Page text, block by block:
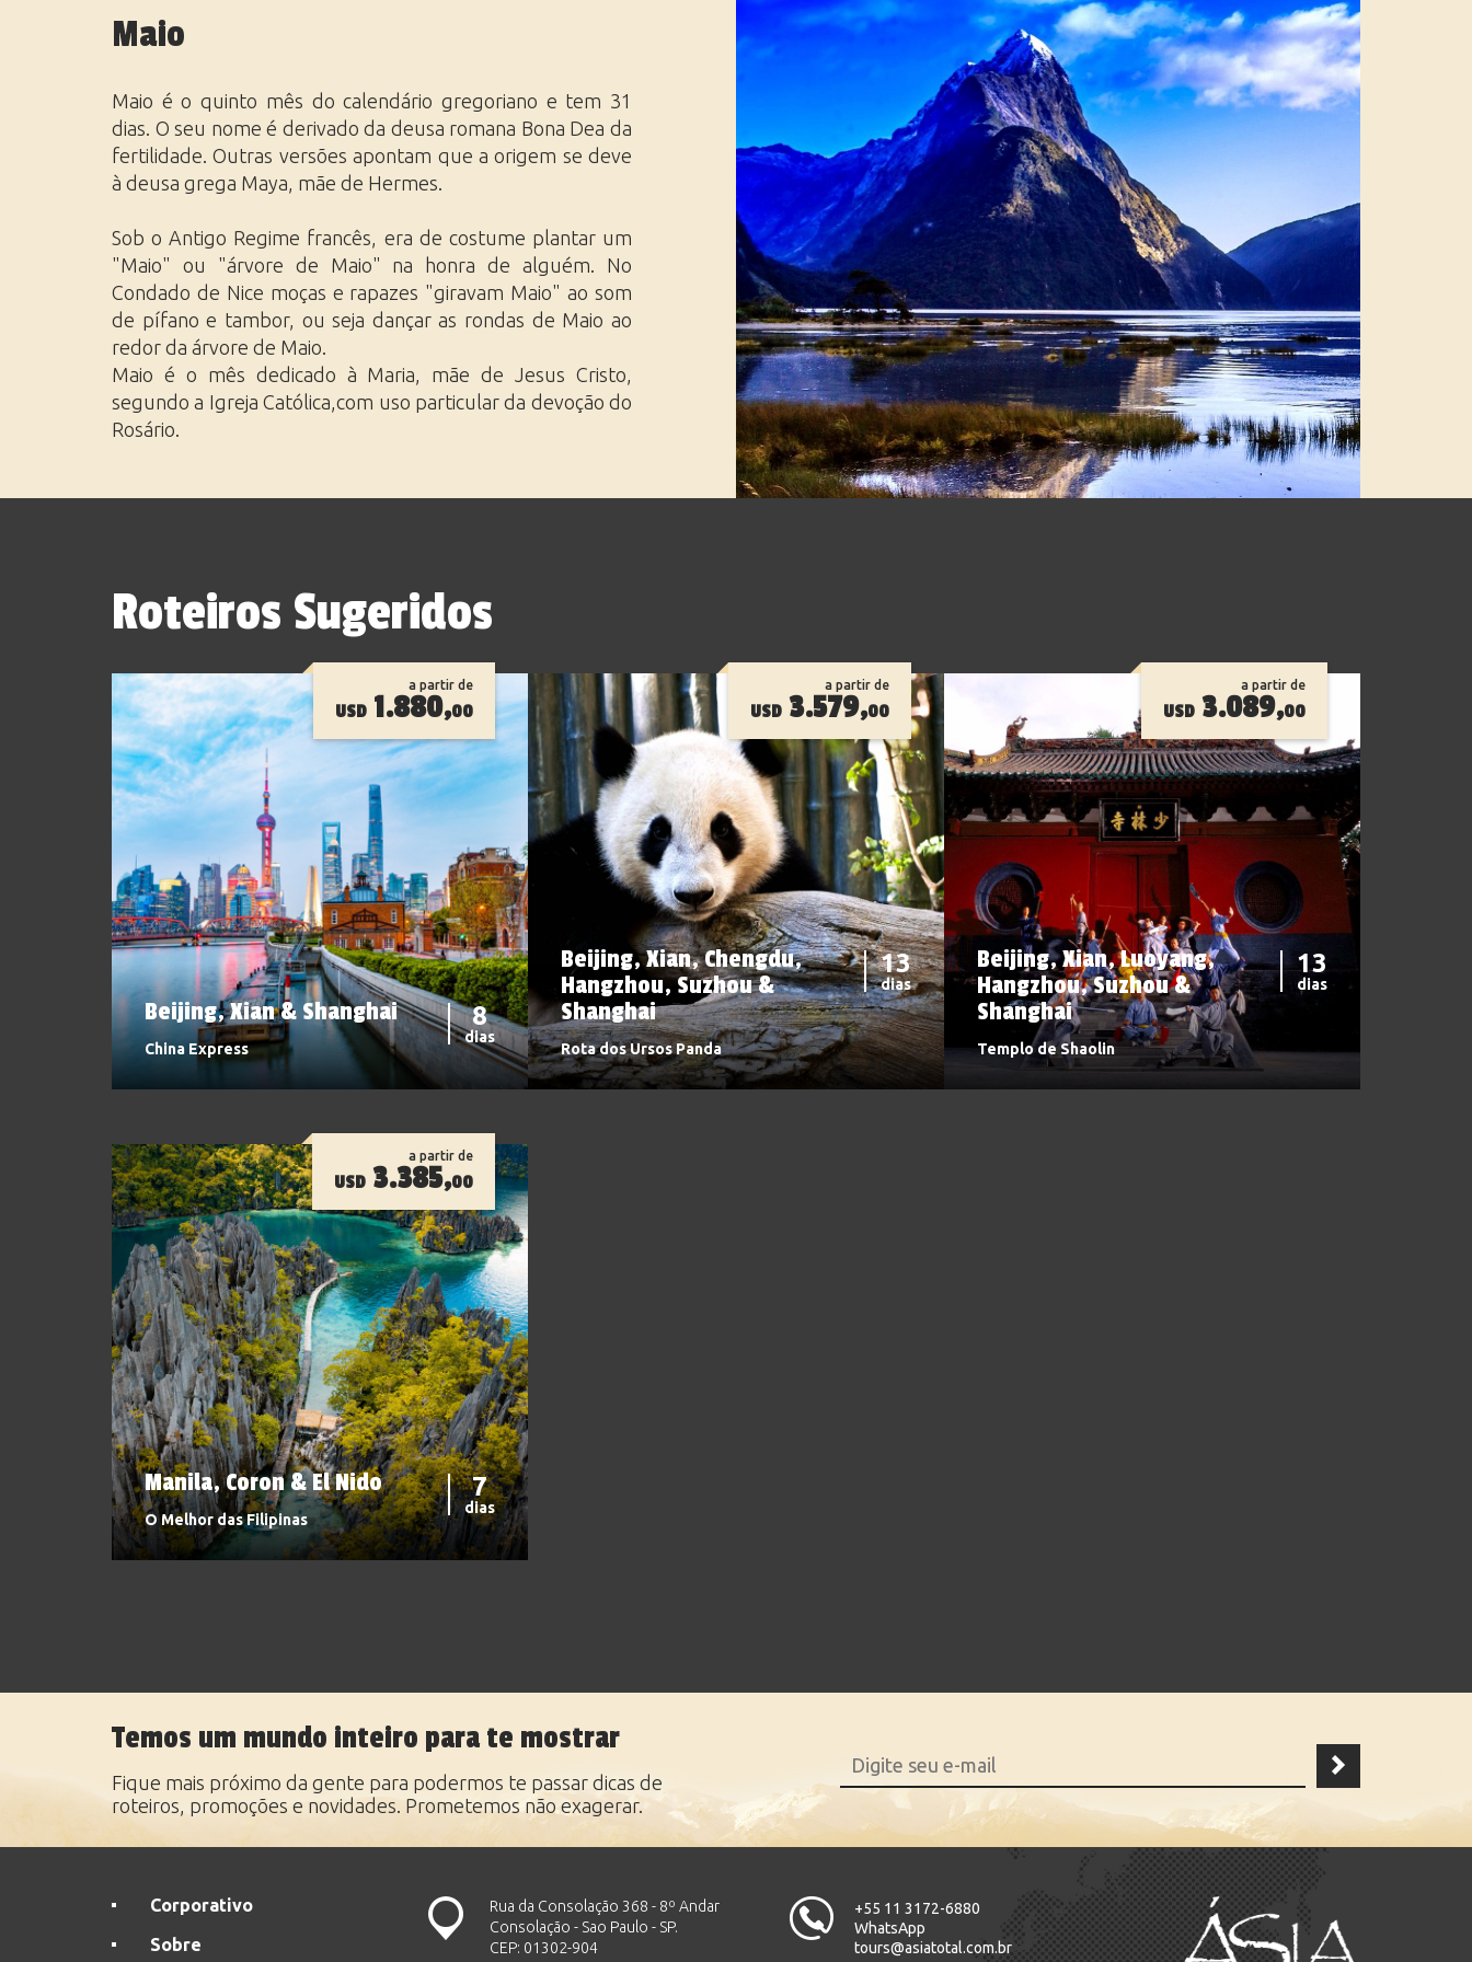
Oriente Médio
Viagens de Luxo
Eventos
Maio
Maio é o quinto mês do calendário gregoriano e tem 31
dias. O seu nome é derivado da deusa romana Bona Dea da
fertilidade. Outras versões apontam que a origem se deve
à deusa grega Maya, mãe de Hermes.
Sob o Antigo Regime francês, era de costume plantar um
"Maio" ou "árvore de Maio" na honra de alguém. No
Condado de Nice moças e rapazes "giravam Maio" ao som
de pífano e tambor, ou seja dançar as rondas de Maio ao
redor da árvore de Maio.
Maio é o mês dedicado à Maria, mãe de Jesus Cristo,
segundo a Igreja Católica,com uso particular da devoção do
Rosário.
Roteiros Sugeridos
a partir de
USD 1.880,00
Beijing, Xian & Shanghai
China Express
8
dias
a partir de
USD 3.579,00
Beijing, Xian, Chengdu,
Hangzhou, Suzhou &
Shanghai
Rota dos Ursos Panda
13
dias
a partir de
USD 3.089,00
Beijing, Xian, Luoyang,
Hangzhou, Suzhou &
Shanghai
Templo de Shaolin
13
dias
a partir de
USD 3.385,00
Manila, Coron & El Nido
O Melhor das Filipinas
7
dias
Temos um mundo inteiro para te mostrar
Fique mais próximo da gente para podermos te passar dicas de
roteiros, promoções e novidades. Prometemos não exagerar.
Corporativo
Sobre
Rua da Consolação 368 - 8º Andar
Consolação - Sao Paulo - SP.
CEP: 01302-904
+55 11 3172-6880
WhatsApp
tours@asiatotal.com.br